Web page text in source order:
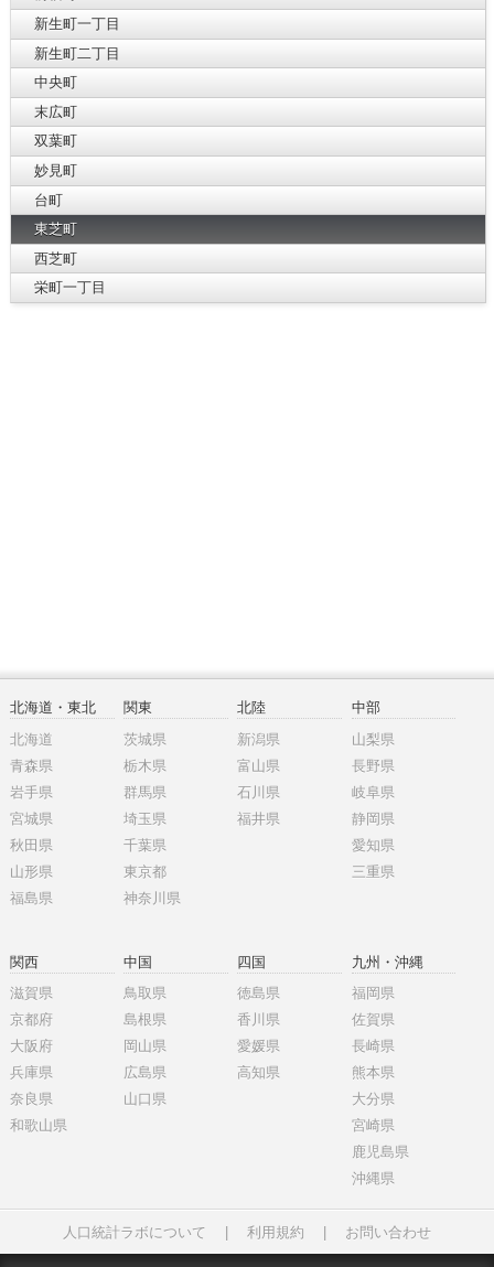
新生町一丁目
新生町二丁目
中央町
末広町
双葉町
妙見町
台町
東芝町
西芝町
栄町一丁目
北海道・東北
北海道
青森県
岩手県
宮城県
秋田県
山形県
福島県
関東
茨城県
栃木県
群馬県
埼玉県
千葉県
東京都
神奈川県
北陸
新潟県
富山県
石川県
福井県
中部
山梨県
長野県
岐阜県
静岡県
愛知県
三重県
関西
滋賀県
京都府
大阪府
兵庫県
奈良県
和歌山県
中国
鳥取県
島根県
岡山県
広島県
山口県
四国
徳島県
香川県
愛媛県
高知県
九州・沖縄
福岡県
佐賀県
長崎県
熊本県
大分県
宮崎県
鹿児島県
沖縄県
人口統計ラボについて 利用規約 お問い合わせ